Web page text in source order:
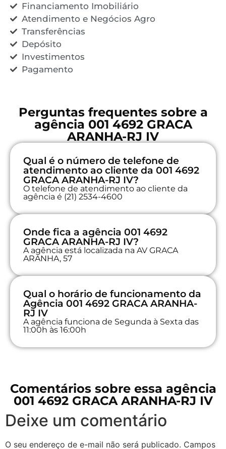
Financiamento Imobiliário
Atendimento e Negócios Agro
Transferências
Depósito
Investimentos
Pagamento
Perguntas frequentes sobre a
agência 001 4692 GRACA
ARANHA-RJ IV
Qual é o número de telefone de
atendimento ao cliente da 001 4692
GRACA ARANHA-RJ IV?
O telefone de atendimento ao cliente da
agência é (21) 2534-4600
Onde fica a agência 001 4692
GRACA ARANHA-RJ IV?
A agência está localizada na AV GRACA
ARANHA, 57
Qual o horário de funcionamento da
Agência 001 4692 GRACA ARANHA-
RJ IV
A agência funciona de Segunda à Sexta das
11:00h às 16:00h
Comentários sobre essa agência
001 4692 GRACA ARANHA-RJ IV
Deixe um comentário
O seu endereço de e-mail não será publicado. Campos